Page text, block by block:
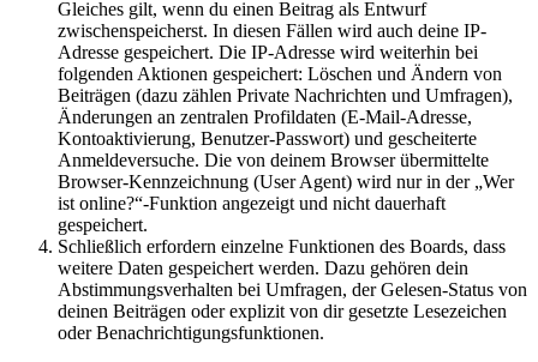
Gleiches gilt, wenn du einen Beitrag als Entwurf
zwischenspeicherst. In diesen Fällen wird auch deine IP-
Adresse gespeichert. Die IP-Adresse wird weiterhin bei
folgenden Aktionen gespeichert: Löschen und Ändern von
Beiträgen (dazu zählen Private Nachrichten und Umfragen),
Änderungen an zentralen Profildaten (E-Mail-Adresse,
Kontoaktivierung, Benutzer-Passwort) und gescheiterte
Anmeldeversuche. Die von deinem Browser übermittelte
Browser-Kennzeichnung (User Agent) wird nur in der „Wer
ist online?“-Funktion angezeigt und nicht dauerhaft
gespeichert.
Schließlich erfordern einzelne Funktionen des Boards, dass
weitere Daten gespeichert werden. Dazu gehören dein
Abstimmungsverhalten bei Umfragen, der Gelesen-Status von
deinen Beiträgen oder explizit von dir gesetzte Lesezeichen
oder Benachrichtigungsfunktionen.